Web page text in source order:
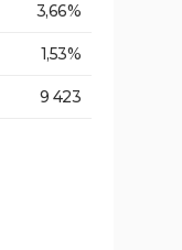
3,66%
1,53%
9 423